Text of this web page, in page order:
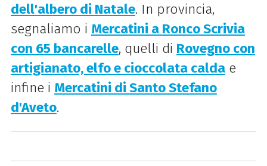
dell'albero di Natale. In provincia,
segnaliamo i Mercatini a Ronco Scrivia
con 65 bancarelle, quelli di Rovegno con
artigianato, elfo e cioccolata caldae
infine i Mercatini di Santo Stefano
d'Aveto.